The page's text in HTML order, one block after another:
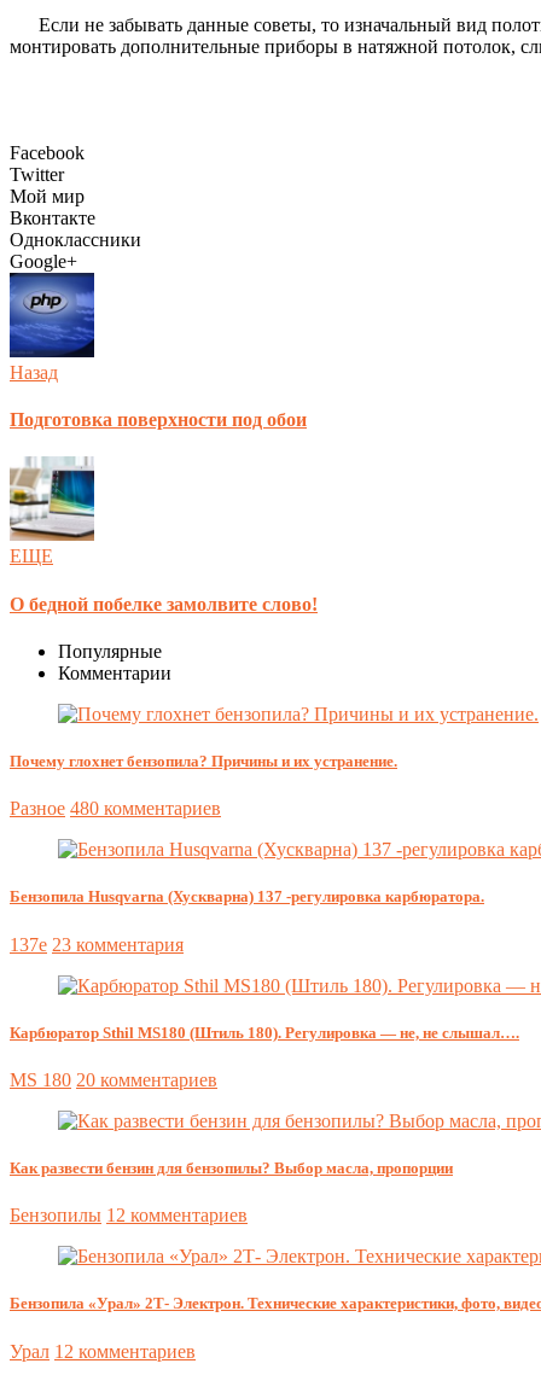
Если не забывать данные советы, то изначальный вид
монтировать дополнительные приборы в натяжной потолок,
Facebook
Twitter
Мой мир
Вконтакте
Одноклассники
Google+
Назад
Подготовка поверхности под обои
ЕЩЕ
О бедной побелке замолвите слово!
Популярные
Комментарии
Почему глохнет бензопила? Причины и их устранение.
Разное 480 комментариев
Бензопила Husqvarna (Хускварна) 137 -регулировка карбюратора.
137e 23 комментария
Карбюратор Sthil MS180 (Штиль 180). Регулировка — не, не слышал….
MS 180 20 комментариев
Как развести бензин для бензопилы? Выбор масла, пропорции
Бензопилы 12 комментариев
Бензопила «Урал» 2Т- Электрон. Технические характеристики, фото,
Урал 12 комментариев